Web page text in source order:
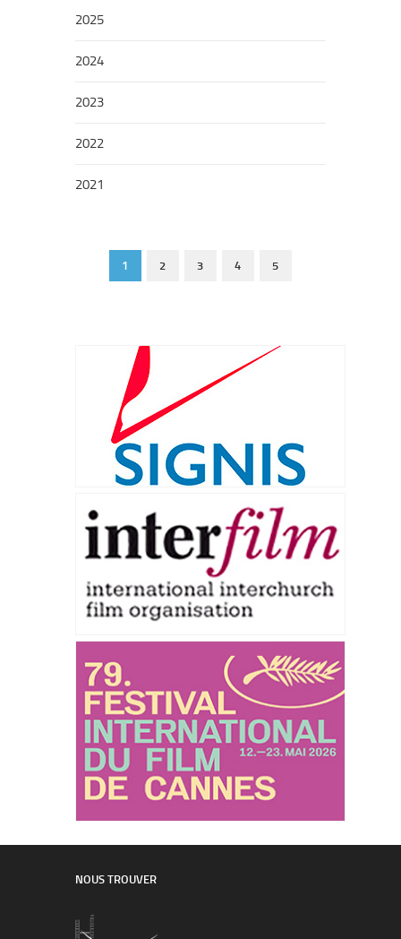
2025
2024
2023
2022
2021
1 2 3 4 5
NOUS TROUVER